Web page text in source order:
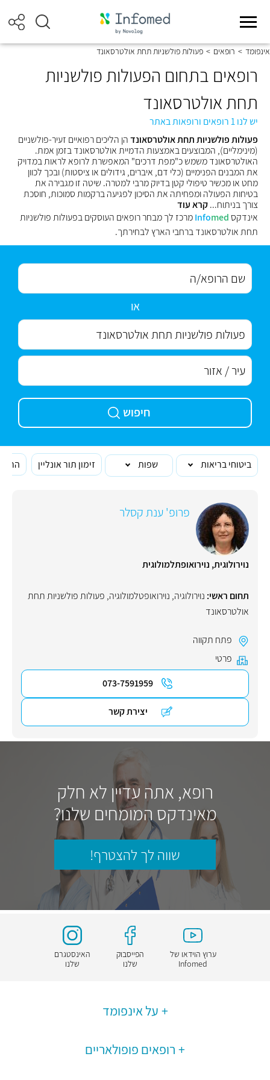
אינפומד > רופאים > פעולות פולשניות תחת אולטרסאונד
רופאים בתחום הפעולות פולשניות
תחת אולטרסאונד
יש לנו 1 רופאים ורופאות באתר
פעולות פולשניות תחת אולטרסאונדהן הליכים רפואיים זעיר-פולשניים
(מינימליים), המבוצעים באמצעות הדמיית אולטרסאונד בזמן אמת.
האולטרסאונד משמש כ"מפת דרכים" המאפשרת לרופא לראות במדויק
את המבנים הפנימיים (כלי דם, איברים, גידולים או ציסטות) ובכך לכוון
מחט או מכשיר טיפולי קטן בדיוק מרבי למטרה. שיטה זו מגבירה את
בטיחות הפעולה ומפחיתה את הסיכון לפגיעה ברקמות סמוכות, חוסכת
צורך בניתוח...קרא עוד
אינדקס
Infomed
מרכז לך מבחר רופאים העוסקים בפעולות פולשניות
תחת אולטרסאונד ברחבי הארץ לבחירתך.
או
חיפוש
ביטוחי בריאות שפות זימון תור אונליין
פרופ' ענת קסלר
נוירולוגית, נוירואופתלמולוגית
תחום ראשי: נוירולוגיה, נוירואופטלמולוגיה, פעולות פולשניות תחת
אולטרסאונד
פתח תקווה
פרטי
073-7591959
יצירת קשר
רופא, אתה עדיין לא חלק
מאינדקס המומחים שלנו?
שווה לך להצטרף!
ערוץ הוידאו של
Infomed
הפייסבוק
שלנו
האינסטגרם
שלנו
על אינפומד
רופאים פופולאריים